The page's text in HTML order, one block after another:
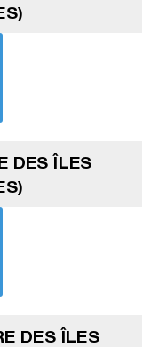
DES ÎLES
DES ÎLES